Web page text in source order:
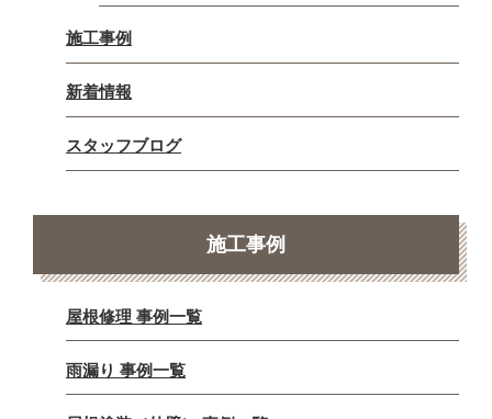
施工事例
新着情報
スタッフブログ
施工事例
屋根修理 事例一覧
雨漏り 事例一覧